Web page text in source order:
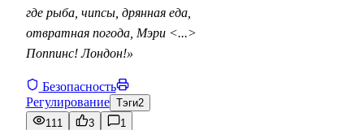
где рыба, чипсы, дрянная еда,
отвратная погода, Мэри <...>
Поппинс! Лондон!»
Безопасность
Регулирование Тэги2
111
3
1